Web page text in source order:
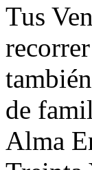
Tus
de
Alma